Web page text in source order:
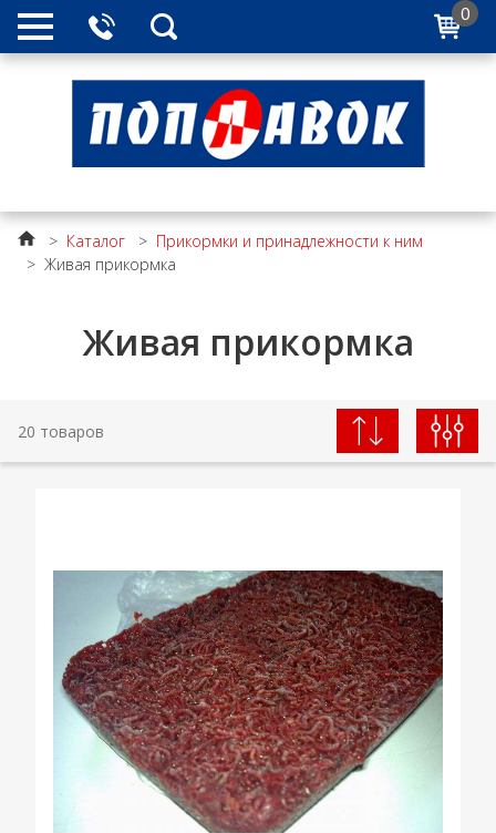
0
> Каталог > Прикормки и принадлежности к ним
> Живая прикормка
Живая прикормка
20 товаров